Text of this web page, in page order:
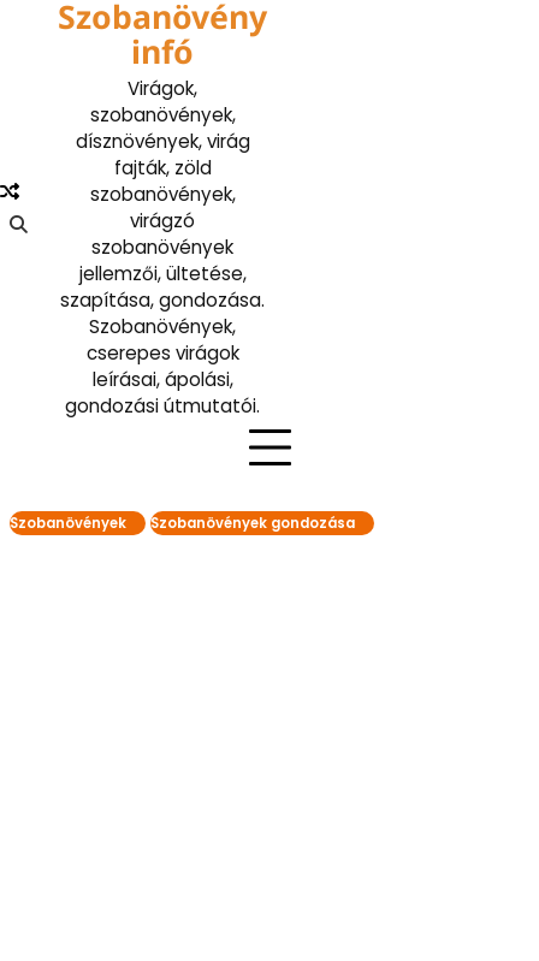
Szobanövény
infó
Virágok,
szobanövények,
dísznövények, virág
fajták, zöld
szobanövények,
virágzó
szobanövények
jellemzői, ültetése,
szapítása, gondozása.
Szobanövények,
cserepes virágok
leírásai, ápolási,
gondozási útmutatói.
Szobanövények Szobanövények gondozása